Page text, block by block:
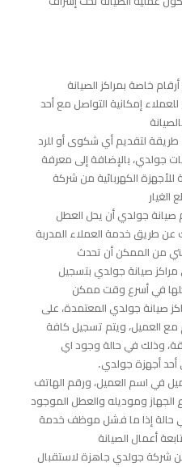
خاصة بمراكز الصيانة
إمكانية التواصل مع أحد
طريقة لتقديم أي شكوى أو للرد
جولدي، بالإضافة إلى معرفة
الكهربائية من شركة
صيانة جولدي أن يحل العطل
طريق خدمة العملاء المدربة
من الممكن أن تحدث
صيانة جولدي بتسجيل
في أسرع وقت ممكن
صيانة جولدي المعتمدة، على
مع العميل، ويتم تسجيل كافة
وذلك في حالة وجود اي
أجهزة جولدي.
في اسم العميل، ورقم الهاتف
الجهاز وموديله والعطل الموجود
حالة إذا ما فشل موظف خدمة
أعمال الصيانة
من شركة جولدي جاهزة لاستقبال